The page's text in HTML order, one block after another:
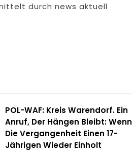
durch news aktuell
POL-WAF: Kreis Warendorf. Ein
Anruf, Der Hängen Bleibt: Wenn
Die Vergangenheit Einen 17-
Jährigen Wieder Einholt